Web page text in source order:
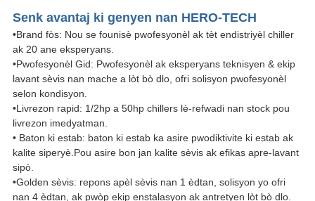
Senk avantaj ki genyen nan HERO-TECH
•Brand fòs: Nou se founisè pwofesyonèl ak tèt endistriyèl chiller
ak 20 ane eksperyans.
•Pwofesyonèl Gid: Pwofesyonèl ak eksperyans teknisyen & ekip
lavant sèvis nan mache a lòt bò dlo, ofri solisyon pwofesyonèl
selon kondisyon.
•Livrezon rapid: 1/2hp a 50hp chillers lè-refwadi nan stock pou
livrezon imedyatman.
• Baton ki estab: baton ki estab ka asire pwodiktivite ki estab ak
kalite siperyè.Pou asire bon jan kalite sèvis ak efikas apre-lavant
sipò.
•Golden sèvis: repons apèl sèvis nan 1 èdtan, solisyon yo ofri
nan 4 èdtan, ak pwòp ekip enstalasyon ak antretyen lòt bò dlo.